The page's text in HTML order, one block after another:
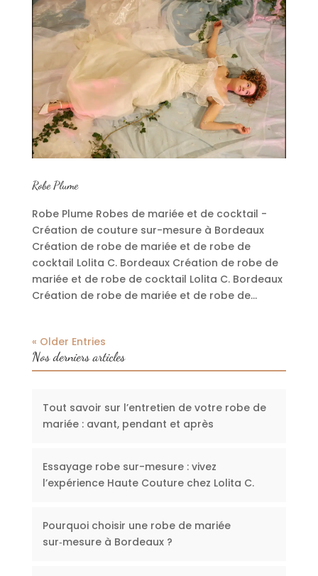
Robe Plume
Robe Plume Robes de mariée et de cocktail -
Création de couture sur-mesure à Bordeaux
Création de robe de mariée et de robe de
cocktail Lolita C. Bordeaux Création de robe de
mariée et de robe de cocktail Lolita C. Bordeaux
Création de robe de mariée et de robe de...
« Older Entries
Nos derniers articles
Tout savoir sur l’entretien de votre robe de
mariée : avant, pendant et après
Essayage robe sur-mesure : vivez
l’expérience Haute Couture chez Lolita C.
Pourquoi choisir une robe de mariée
sur‑mesure à Bordeaux ?